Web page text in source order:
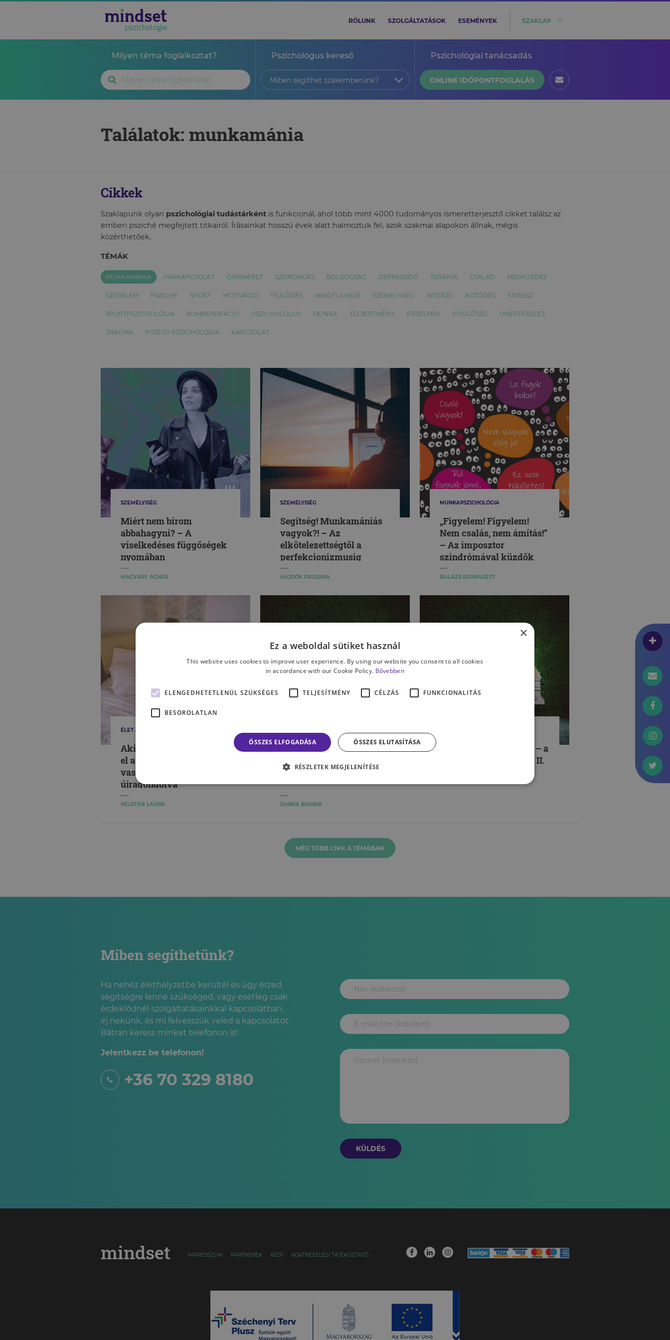
RÓLUNK SZOLGÁLTATÁSOK ESEMÉNYEK SZAKLAP
Milyen téma foglalkoztat? Pszichológus kereső
Miben segíthet szakemberünk?
Pszichológiai tanácsadás
ONLINE IDŐPONTFOGLALÁS
Találatok: munkamánia
Cikkek
Szaklapunk olyan pszichológiai tudástárként is funkcionál, ahol több mint 4000 tudományos ismeretterjesztő cikket találsz az
emberi psziché megfejtett titkairól. Írásainkat hosszú évek alatt halmoztuk fel, azok szakmai alapokon állnak, mégis
közérthetőek.
TÉMÁK
MUNKAMÁNIA PÁRKAPCSOLAT ÖNISMERET SZORONGÁS BOLDOGSÁG DEPRESSZIÓ TERÁPIA CSALÁD MEGKÜZDÉS
SZERELEM PSZICHÉ SPORT MOTIVÁCIÓ FEJLŐDÉS MINDFULNESS SZEMÉLYISÉG INTERJÚ KÖTŐDÉS STRESSZ
SPORTPSZICHOLÓGIA KOMMUNIKÁCIÓ PSZICHOLÓGUS MUNKA TELJESÍTMÉNY ÉRZELMEK FÜGGŐSÉG ÖNÉRTÉKELÉS
TRAUMA POZITÍV PSZICHOLÓGIA KAPCSOLAT
SZEMÉLYISÉG
Miért nem bírom
abbahagyni? – A
viselkedéses függőségek
nyomában
MAGYARY ÁGNES
SZEMÉLYISÉG
Segítség! Munkamániás
vagyok?! – Az
elkötelezettségtől a
perfekcionizmusig
HAJDÓK FRUZSINA
MUNKAPSZICHOLÓGIA
„Figyelem! Figyelem!
Nem csalás, nem ámítás!”
– Az imposztor
szindrómával küzdők
sötét titkai
BALÁZS BERNADETT
ÉLET & PSZICHOLÓGIA
Akiket szorongással tölt
el a szabadidő – a
vasárnapi neurózis
újragondolva
HELSTÁB LAURA
Szeretőm: a munka – a
munkamániás
személyiség jellemzői
DANKA BIANKA
Aki kimarad, lemarad – a
munkamánia csapdái, II.
MÉG TÖBB CIKK A TÉMÁBAN
Miben segíthetünk?
Ha nehéz élethelyzetbe kerültél és úgy érzed,
segítségre lenne szükséged, vagy esetleg csak
érdeklődnél szolgáltatásainkkal kapcsolatban,
írj nekünk, és mi felvesszük veled a kapcsolatot.
Bátran keress minket telefonon is!
Jelentkezz be telefonon!
+36 70 329 8180
KÜLDÉS
mindset IMPRESSZUM PARTNEREK ÁSZF ADATKEZELÉSI TÁJÉKOZTATÓ
×
Ez a weboldal sütiket használ
This website uses cookies to improve user experience. By using our website you consent to all cookies
in accordance with our Cookie Policy. Bővebben
ELENGEDHETETLENÜL SZÜKSÉGES TELJESÍTMÉNY CÉLZÁS FUNKCIONALITÁS
BESOROLATLAN
ÖSSZES ELFOGADÁSA ÖSSZES ELUTASÍTÁSA
RÉSZLETEK MEGJELENÍTÉSE